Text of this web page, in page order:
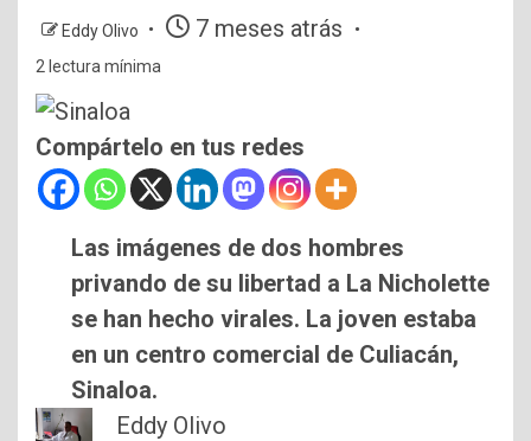
Eddy Olivo 7 meses atrás
2 lectura mínima
Compártelo en tus redes
Las imágenes de dos hombres
privando de su libertad a La Nicholette
se han hecho virales. La joven estaba
en un centro comercial de Culiacán,
Sinaloa.
Eddy Olivo